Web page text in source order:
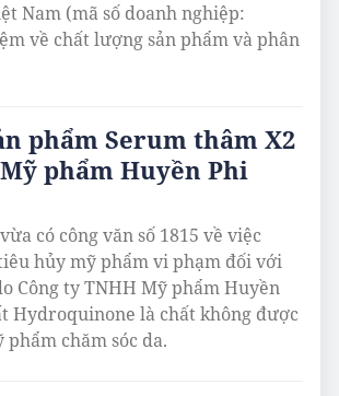
Nam (mã số doanh nghiệp:
về chất lượng sản phẩm và phân
phẩm Serum thâm X2
phẩm Huyền Phi
có công văn số 1815 về việc
hủy mỹ phẩm vi phạm đối với
Công ty TNHH Mỹ phẩm Huyền
Hydroquinone là chất không được
chăm sóc da.